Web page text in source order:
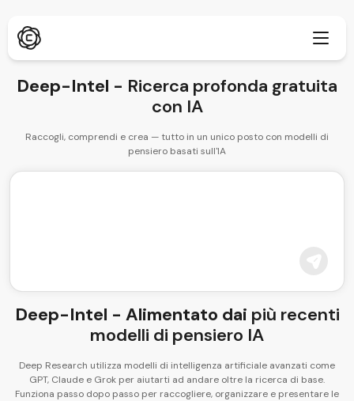
Ricerca profonda Nuovo
ChatPDF Nuovo
Rimozione testo AI
Inpaint immagine AI
Generatore di codice AI
App mobile
Deep-Intel - Ricerca profonda gratuita
con IA
Raccogli, comprendi e crea — tutto in un unico posto con modelli di
pensiero basati sull'IA
Deep-Intel - Alimentato dai più recenti
modelli di pensiero IA
Deep Research utilizza modelli di intelligenza artificiale avanzati come
GPT, Claude e Grok per aiutarti ad andare oltre la ricerca di base.
Funziona passo dopo passo per raccogliere, organizzare e presentare le